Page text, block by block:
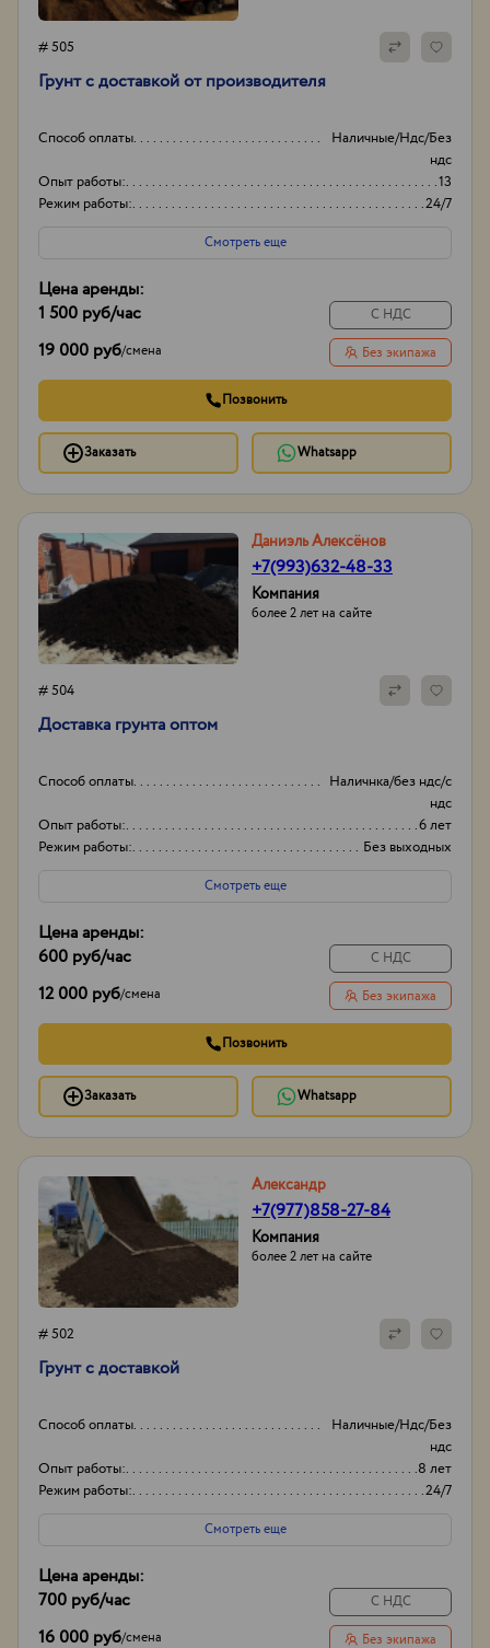
# 505
Грунт с доставкой от производителя
Способ оплаты
Наличные/Ндс/Без
ндс
Опыт работы:
13
Режим работы:
24/7
Смотреть еще
Цена аренды:
1 500 руб/час
19 000 руб/смена
С НДС
Без экипажа
Позвонить
Заказать Whatsapp
Даниэль Алексёнов
+7(993)632-48-33
Компания
более 2 лет на сайте
# 504
Доставка грунта оптом
Способ оплаты
Наличнка/без ндс/с
ндс
Опыт работы:
6 лет
Режим работы:
Без выходных
Смотреть еще
Цена аренды:
600 руб/час
12 000 руб/смена
С НДС
Без экипажа
Позвонить
Заказать Whatsapp
Александр
+7(977)858-27-84
Компания
более 2 лет на сайте
# 502
​Грунт с доставкой
Способ оплаты
Наличные/Ндс/Без
ндс
Опыт работы:
8 лет
Режим работы:
24/7
Смотреть еще
Цена аренды:
700 руб/час
16 000 руб/смена
С НДС
Без экипажа